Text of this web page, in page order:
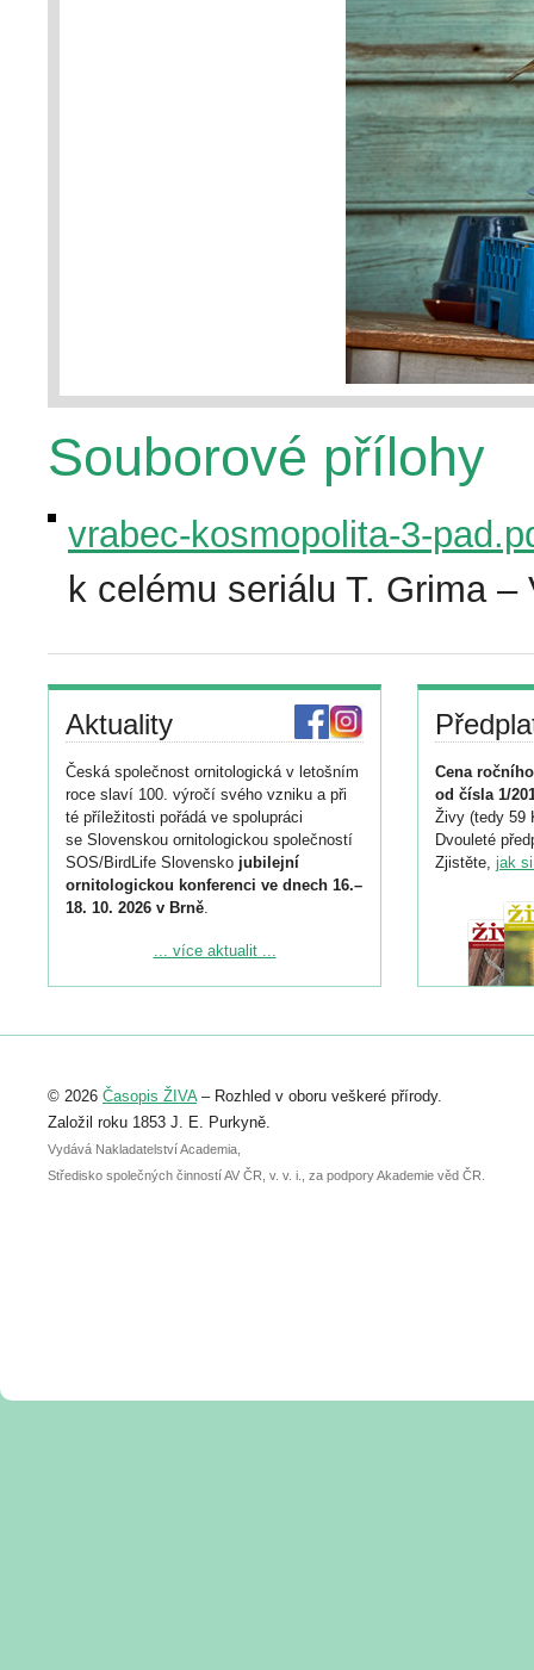
Souborové přílohy
vrabec-kosmopolita-3-
k celému seriálu T. Grima
Aktuality
Česká společnost ornitologická v letošním
roce slaví 100. výročí svého vzniku a při
té příležitosti pořádá ve spolupráci
se Slovenskou ornitologickou společností
SOS/BirdLife Slovensko jubilejní
ornitologickou konferenci ve dnech 16.–
18. 10. 2026 v Brně.
Podrobnější informace ke konferenci
Registrovat se můžete do 6. září.
abstraktu přihlášené přednášky nebo
posteru je už 30. června.
... více aktualit ...
Cena
od čísla 1/
Živy (tedy 59
Dvouleté
Zjistěte, jak
© 2026 Časopis ŽIVA– Rozhled v oboru veškeré přírody.
Založil roku 1853 J. E. Purkyně.
Vydává Nakladatelství Academia,
Středisko společných činností AV ČR, v. v. i., za podpory Akademie věd ČR.